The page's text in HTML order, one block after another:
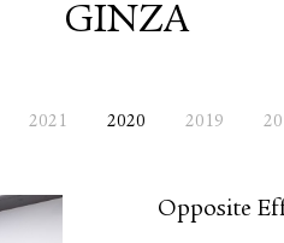
GINZA
2021 2020 2019
Opposite